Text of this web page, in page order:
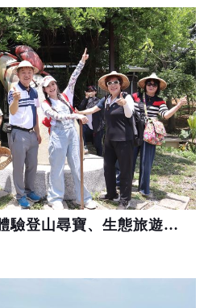
觀音觀鷹精彩活動 體驗登山尋寶、生態旅遊、採竹品筍